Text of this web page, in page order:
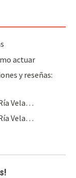
actuar
y reseñas:
Vela…
Vela…